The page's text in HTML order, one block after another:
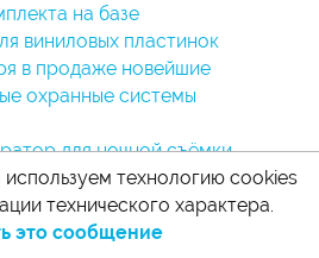
на базе
виниловых пластинок
в продаже новейшие
охранные системы
для ночной съёмки
Новинка уже в продаже!
катушки и NAB
цветах! Порадуйте
технологию cookies
технического характера.
это сообщение